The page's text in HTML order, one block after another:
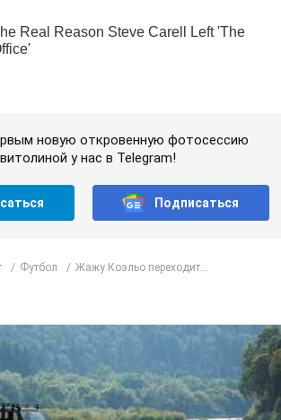
новую откровенную фотосессию
у нас в Telegram!
Подписаться
Футбол Жажу Коэльо переходит...